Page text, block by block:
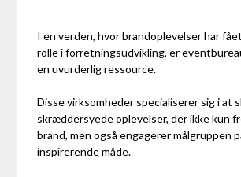
I en verden, hvor brandoplevelser har
rolle i forretningsudvikling, er
en uvurderlig ressource.
Disse virksomheder specialiserer sig i at
skræddersyede oplevelser, der ikke kun
brand, men også engagerer målgruppen
inspirerende måde.